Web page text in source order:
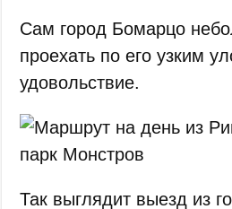
Сам город Бомарцо
проехать по его узким
удовольствие.
Так выглядит выезд из